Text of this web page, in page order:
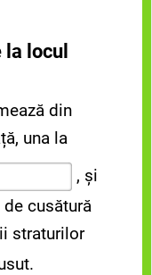
la locul
din
una la
, și
cusătură
straturilor